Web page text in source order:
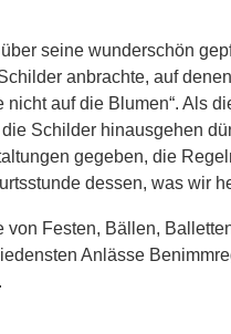
seine wunderschön
anbrachte, auf
nicht auf die Blumen“. Als
Schilder hinausgehen
gegeben, die
dessen, was wir
Festen, Bällen,
Anlässe